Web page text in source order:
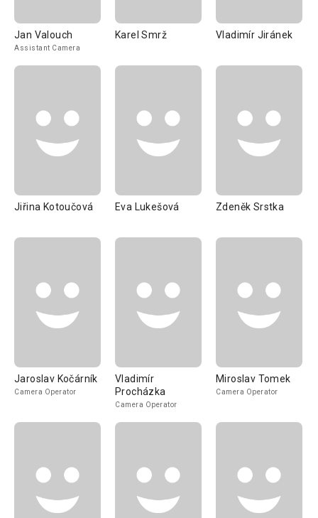
Jan Valouch
Assistant Camera
Karel Smrž Vladimír Jiránek
Jiřina Kotoučová Eva Lukešová Zdeněk Srstka
Jaroslav Kočárník
Camera Operator
Vladimír
Procházka
Camera Operator
Miroslav Tomek
Camera Operator